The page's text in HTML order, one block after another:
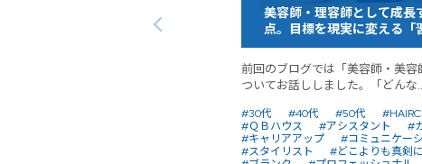
美容師・理容師として成長
点。目標を現実に変える「
前回のブログでは「美容師・美
ついてお話ししました。「どんな
#30代 #40代 #50代
#ＱＢハウス
#アシスタント #
#キャリアアップ
#コミュニケー
#スタイリスト
#どこよりも真剣